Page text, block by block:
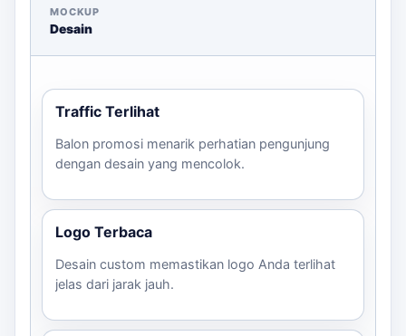
Harga balon promosi paket mulai dari
Rp2.500.000/unit
bervariasi tergantung pada desain dan ukuran. tersedia
yang diminta.
Kirim kebutuhan dan brief desain melalui
Pilih ukuran dan jumlah balon yang diinginkan.
Kirim file logo dan desain yang ingin
digunakan.
Tentukan deadline dan lokasi pengiriman.
Konfirmasi pesanan dan lakukan pembayaran.
MOCKUP
Desain
Traffic Terlihat
Balon promosi menarik perhatian pengunjung
dengan desain yang mencolok.
Logo Terbaca
Desain custom memastikan logo Anda terlihat
jelas dari jarak jauh.